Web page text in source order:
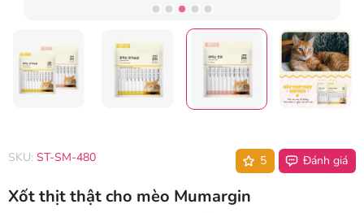
SKU: ST-SM-480 5 Đánh giá
Xốt thịt thật cho mèo Mumargin